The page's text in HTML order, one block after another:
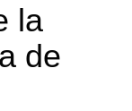
la
de